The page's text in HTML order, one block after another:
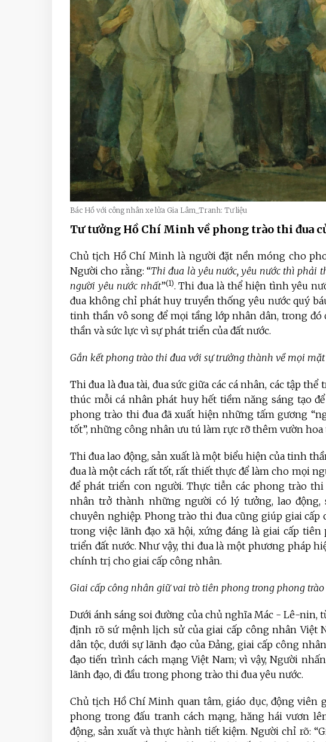
Bác Hồ với công nhân xe lửa Gia Lâm_Tranh: Tư liệu
Tư tưởng Hồ Chí Minh về phong trào thi đua
Chủ tịch Hồ Chí Minh là người đặt nền móng cho
Người cho rằng: “Thi đua là yêu nước, yêu nước thì phải
người yêu nước nhất”(1). Thi đua là thể hiện tình yêu
đua không chỉ phát huy truyền thống yêu nước quý
tinh thần vô song để mọi tầng lớp nhân dân, trong
thần và sức lực vì sự phát triển của đất nước.
Gắn kết phong trào thi đua với sự trưởng thành về mọi
Thi đua là đua tài, đua sức giữa các cá nhân, các tập
thúc mỗi cá nhân phát huy hết tiềm năng sáng tạo
phong trào thi đua đã xuất hiện những tấm gương
tốt”, những công nhân ưu tú làm rực rỡ thêm vườn hoa
Thi đua lao động, sản xuất là một biểu hiện của tinh
đua là một cách rất tốt, rất thiết thực để làm cho mọi
để phát triển con người. Thực tiễn các phong trào
nhân trở thành những người có lý tưởng, lao động,
chuyên nghiệp. Phong trào thi đua cũng giúp giai
trong việc lãnh đạo xã hội, xứng đáng là giai cấp
triển đất nước. Như vậy, thi đua là một phương pháp
chính trị cho giai cấp công nhân.
Giai cấp công nhân giữ vai trò tiên phong trong phong
Dưới ánh sáng soi đường của chủ nghĩa Mác - Lê-nin,
định rõ sứ mệnh lịch sử của giai cấp công nhân Việt
dân tộc, dưới sự lãnh đạo của Đảng, giai cấp công
đạo tiến trình cách mạng Việt Nam; vì vậy, Người
lãnh đạo, đi đầu trong phong trào thi đua yêu nước.
Chủ tịch Hồ Chí Minh quan tâm, giáo dục, động
phong trong đấu tranh cách mạng, hăng hái vươn
động, sản xuất và thực hành tiết kiệm. Người chỉ rõ: